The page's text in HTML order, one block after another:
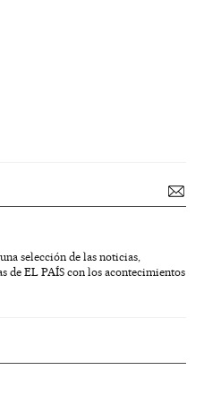
selección de las noticias,
de EL PAÍS con los acontecimientos